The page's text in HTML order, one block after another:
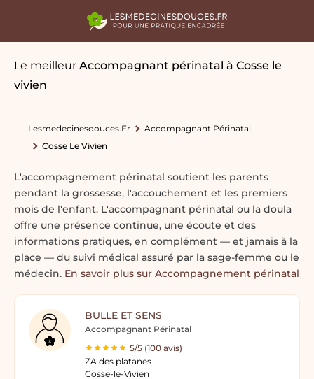
Le meilleur Accompagnant périnatal à Cosse le
vivien
Lesmedecinesdouces.fr
Accompagnant Périnatal
Cosse Le Vivien
L'accompagnement périnatal soutient les parents
pendant la grossesse, l'accouchement et les premiers
mois de l'enfant. L'accompagnant périnatal ou la doula
offre une présence continue, une écoute et des
informations pratiques, en complément — et jamais à la
place — du suivi médical assuré par la sage-femme ou le
médecin. En savoir plus sur Accompagnement périnatal
BULLE ET SENS
Accompagnant Périnatal
5/5 (100 avis)
ZA des platanes
Cosse-le-Vivien